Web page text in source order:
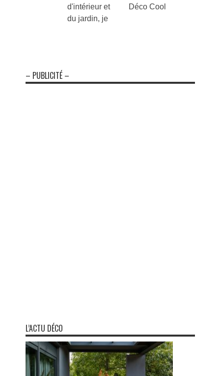
d'intérieur et
du jardin, je
Déco Cool
– PUBLICITÉ –
L’ACTU DÉCO